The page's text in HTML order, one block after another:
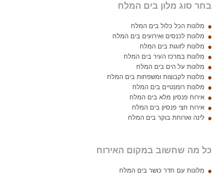
בחר סוג מלון בים המלח
מלונות הכל כלול בים המלח
מלונות לכנסים ואירועים בים המלח
מלונות לזוגות בים המלח
מלונות במרכז העיר בים המלח
מלונות על הים בים המלח
מלונות לקבוצות ומשפחות בים המלח
מלונות רומנטיים בים המלח
אירוח פנסיון מלא בים המלח
אירוח חצי פנסיון בים המלח
לינה וארוחת בוקר בים המלח
כל מה שחשוב במקום האירוח
מלונות עם חדר כושר בים המלח